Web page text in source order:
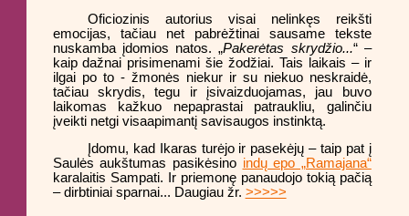
Oficiozinis autorius visai nelinkęs reikšti
emocijas, tačiau net pabrėžtinai sausame tekste
nuskamba įdomios natos. „Pakerėtas skrydžio...“ –
kaip dažnai prisimenami šie žodžiai. Tais laikais – ir
ilgai po to - žmonės niekur ir su niekuo neskraidė,
tačiau skrydis, tegu ir įsivaizduojamas, jau buvo
laikomas kažkuo nepaprastai patraukliu, galinčiu
įveikti netgi visaapimantį savisaugos instinktą.
Įdomu, kad Ikaras turėjo ir pasekėjų – taip pat į
Saulės aukštumas pasikėsino indų epo „Ramajana“
karalaitis Sampati. Ir priemonę panaudojo tokią pačią
– dirbtiniai sparnai... Daugiau žr. >>>>>